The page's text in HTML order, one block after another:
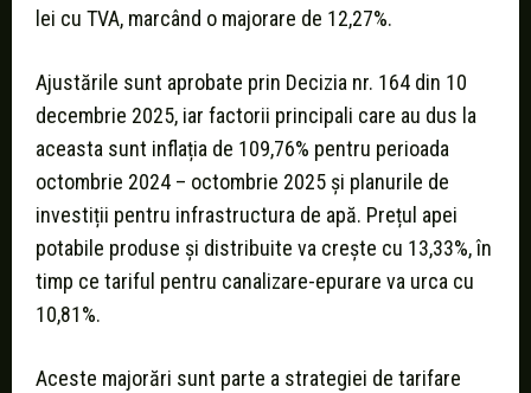
lei cu TVA, marcând o majorare de 12,27%.
Ajustările sunt aprobate prin Decizia nr. 164 din 10
decembrie 2025, iar factorii principali care au dus la
aceasta sunt inflația de 109,76% pentru perioada
octombrie 2024 – octombrie 2025 și planurile de
investiții pentru infrastructura de apă. Prețul apei
potabile produse și distribuite va crește cu 13,33%, în
timp ce tariful pentru canalizare-epurare va urca cu
10,81%.
Aceste majorări sunt parte a strategiei de tarifare